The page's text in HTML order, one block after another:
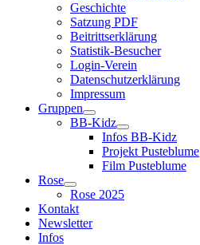
Geschichte
Satzung PDF
Beitrittserklärung
Statistik-Besucher
Login-Verein
Datenschutzerklärung
Impressum
Gruppen
BB-Kidz
Infos BB-Kidz
Projekt Pusteblume
Film Pusteblume
Rose
Rose 2025
Kontakt
Newsletter
Infos